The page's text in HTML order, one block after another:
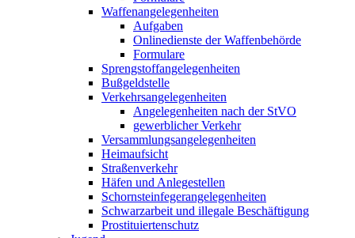
Waffenangelegenheiten
Aufgaben
Onlinedienste der Waffenbehörde
Formulare
Sprengstoff­angelegenheiten
Bußgeldstelle
Verkehrsangelegenheiten
Angelegenheiten nach der StVO
gewerblicher Verkehr
Versammlungs­angelegenheiten
Heimaufsicht
Straßenverkehr
Häfen und Anlegestellen
Schornsteinfeger­angelegenheiten
Schwarzarbeit und illegale Beschäftigung
Prostituiertenschutz